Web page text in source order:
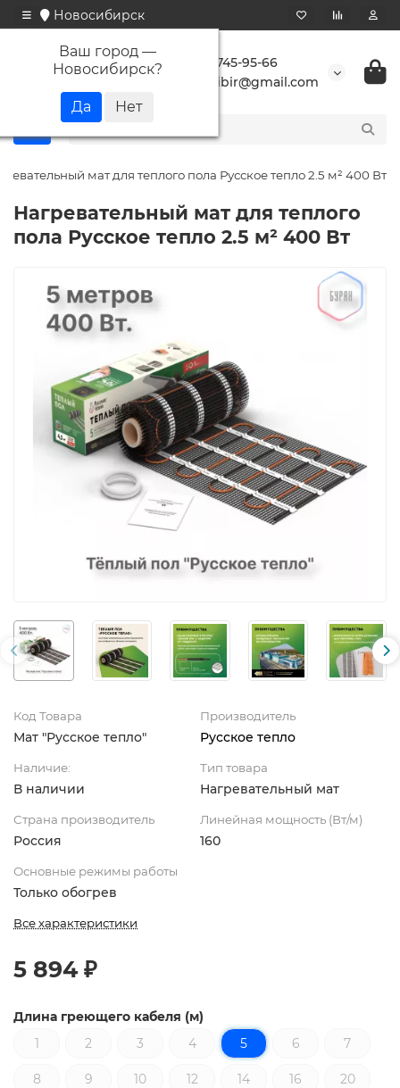
Новосибирск
Ваш город —
Новосибирск?
+7 923 745-95-66
buransibir@gmail.com
мат для теплого пола Русское тепло 2.5 м² 400 Вт
Нагревательный мат для теплого
пола Русское тепло 2.5 м² 400 Вт
Код Товара
Мат "Русское тепло"
Производитель
Русское тепло
Наличие:
В наличии
Тип товара
Нагревательный мат
Страна производитель
Россия
Линейная мощность (Вт/м)
160
Основные режимы работы
Только обогрев
Все характеристики
5 894 ₽
Длина греющего кабеля (м)
1
2 3 4 5 6 7
8 9 10 12 14 16 20